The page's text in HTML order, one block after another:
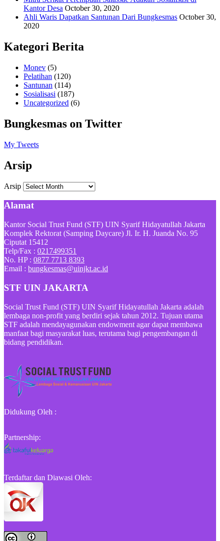
Kantor Desa October 30, 2020
Ahli Waris Dapatkan Santunan Dari Bungkesmas October 30,
2020
Kategori Berita
Monev (5)
Pelatihan (120)
Santunan (114)
Sosialisasi (187)
Uncategorized (6)
Bungkesmas on Twitter
My Tweets
Arsip
Arsip
Alamat
Kantor Social Trust Fund (STF) UIN Syarif Hidayatullah Jakarta
Komplek Rektorat (Samping Daycare) Jl. Ir. H. Juanda No. 95
Ciputat 15412
Telp/Fax : 0217499351
No. HP : 0877 7713 8393
Email : bungkesmas@uinjkt.ac.id
STF UIN JAKARTA
Social Trust Fund (STF) UIN Syarif Hidayatullah Jakarta adalah
lembaga non-profit yang berdiri sejak tahun 2012. Tujuan utama
STF adalah mendayagunakan endowment agar dapat membawa
manfaat bagi masyarakat luas, terutama bagi pengembangan di
bidang pendidikan.
Didukung Oleh :
Partnership:
Terdaftar dan Diawasi Oleh: